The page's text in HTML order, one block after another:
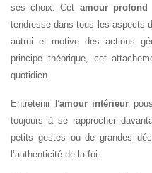
ses choix. Cet amour profond
tendresse dans tous les aspects
autrui et motive des actions
principe théorique, cet
quotidien.
Entretenir l’amour intérieur
toujours à se rapprocher
petits gestes ou de grandes
l’authenticité de la foi.